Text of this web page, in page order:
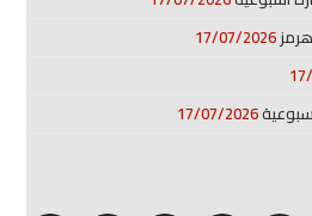
17/07/2026
17/07/2026